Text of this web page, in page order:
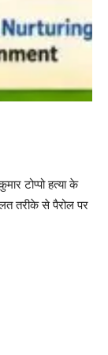
टोप्पो हत्या के
तरीके से पैरोल पर